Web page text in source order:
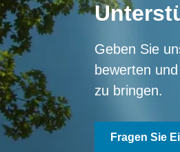
Geben Sie
bewerten
zu bringen.
Fragen Sie